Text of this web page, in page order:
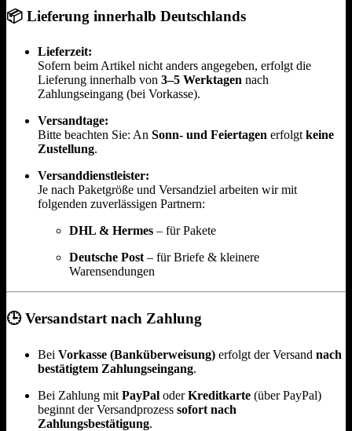
📦 Lieferung innerhalb Deutschlands
Lieferzeit:
Sofern beim Artikel nicht anders angegeben, erfolgt die
Lieferung innerhalb von 3–5 Werktagen nach
Zahlungseingang (bei Vorkasse).
Versandtage:
Bitte beachten Sie: An Sonn- und Feiertagen erfolgtkeine
Zustellung.
Versanddienstleister:
Je nach Paketgröße und Versandziel arbeiten wir mit
folgenden zuverlässigen Partnern:
DHL & Hermes – für Pakete
Deutsche Post– für Briefe & kleinere
Warensendungen
🕒Versandstart nach Zahlung
Bei Vorkasse (Banküberweisung) erfolgt der Versand nach
bestätigtem Zahlungseingang.
Bei Zahlung mit PayPal oderKreditkarte (über PayPal)
beginnt der Versandprozess sofort nach
Zahlungsbestätigung.